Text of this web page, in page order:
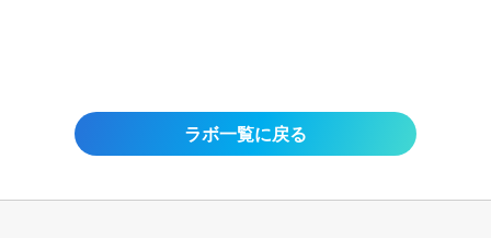
ラボ一覧に戻る